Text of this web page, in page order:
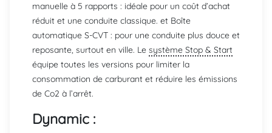
manuelle à 5 rapports : idéale pour un coût d’achat
réduit et une conduite classique. et Boîte
automatique S-CVT : pour une conduite plus douce et
reposante, surtout en ville. Le système Stop & Start
équipe toutes les versions pour limiter la
consommation de carburant et réduire les émissions
de Co2 à l’arrêt.
Dynamic :